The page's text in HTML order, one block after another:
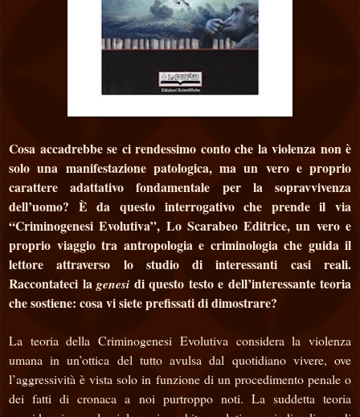
Cosa accadrebbe se ci rendessimo conto che la violenza non è
solo una manifestazione patologica, ma un vero e proprio
carattere adattativo fondamentale per la sopravvivenza
dell’uomo? È da questo interrogativo che prende il via
“Criminogenesi Evolutiva”, Lo Scarabeo Editrice, un vero e
proprio viaggio tra antropologia e criminologia che guida il
lettore attraverso lo studio di interessanti casi reali.
Raccontateci la genesi di questo testo e dell’interessante teoria
che sostiene: cosa vi siete prefissati di dimostrare?
La teoria della Criminogenesi Evolutiva considera la violenza
umana in un’ottica del tutto avulsa dal quotidiano vivere, ove
l’aggressività è vista solo in funzione di un procedimento penale o
dei fatti di cronaca a noi purtroppo noti. La suddetta teoria